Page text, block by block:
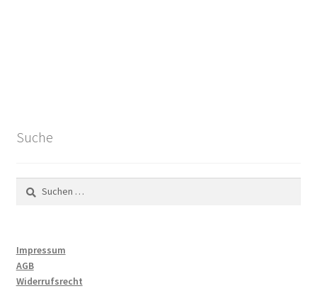
Suche
nach:
Impressum
AGB
Widerrufsrecht